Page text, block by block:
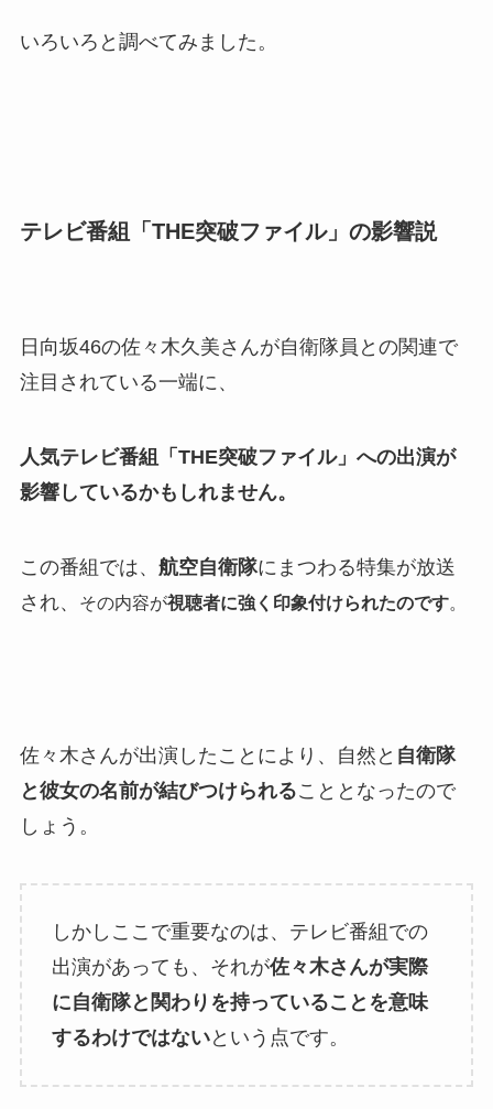
いろいろと調べてみました。
テレビ番組「THE突破ファイル」の影響説
日向坂46の佐々木久美さんが自衛隊員との関連で
注目されている一端に、
人気テレビ番組「THE突破ファイル」への出演が
影響しているかもしれません。
この番組では、 航空自衛隊にまつわる特集が放送
され、 その内容が視聴者に強く印象付けられたのです。
佐々木さんが出演したことにより、自然と 自衛隊
と彼女の名前が結びつけられることとなったので
しょう。
しかしここで重要なのは、テレビ番組での
出演があっても、それが佐々木さんが実際
に自衛隊と関わりを持っていることを意味
するわけではないという点です。